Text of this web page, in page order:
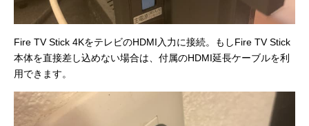
Fire TV Stick 4KをテレビのHDMI入力に接続。もしFire TV Stick
本体を直接差し込めない場合は、付属のHDMI延長ケーブルを利
用できます。